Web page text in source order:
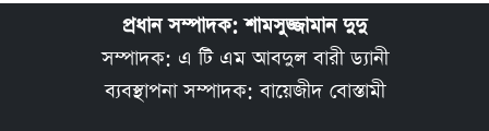
প্রধান সম্পাদক: শামসুজ্জামান দুদু
সম্পাদক: এ টি এম আবদুল বারী ড্যানী
ব্যবস্থাপনা সম্পাদক: বায়েজীদ বোস্তামী